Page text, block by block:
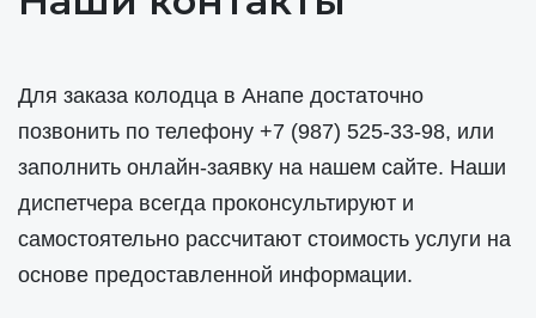
Для заказа колодца в Анапе достаточно
позвонить по телефону +7 (987) 525-33-98, или
заполнить онлайн-заявку на нашем сайте. Наши
диспетчера всегда проконсультируют и
самостоятельно рассчитают стоимость услуги на
основе предоставленной информации.